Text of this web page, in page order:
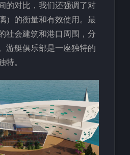
的对比，我们还强调了对
）的衡量和有效使用。最
社会建筑和港口周围，分
游艇俱乐部是一座独特的
特。